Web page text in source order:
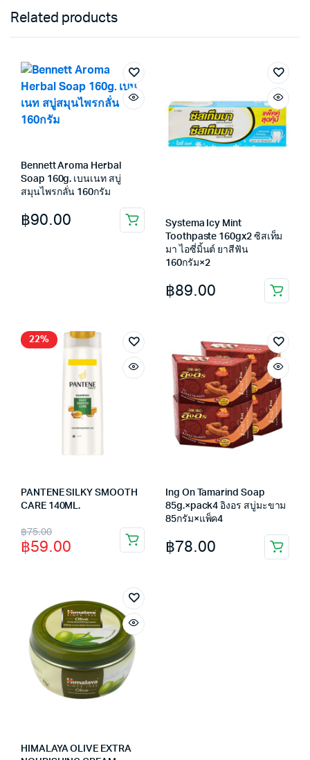
Related products
Bennett Aroma Herbal
Soap 160g. เบนเนท สบู่
สมุนไพรกลั่น 160กรัม
฿90.00
Systema Icy Mint
Toothpaste 160gx2 ซิสเท็ม
มา ไอซี่มิ้นต์ ยาสีฟัน
160กรัม×2
฿89.00
22%
PANTENE SILKY SMOOTH
CARE 140ML.
฿75.00
Original
price
฿75.00.
฿59.00
Current
price
฿59.00.
Ing On Tamarind Soap
85g.×pack4 อิงอร สบู่มะขาม
85กรัม×แพ็ค4
฿78.00
HIMALAYA OLIVE EXTRA